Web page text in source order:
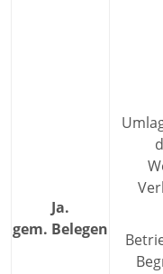
Ja.
gem. Belegen